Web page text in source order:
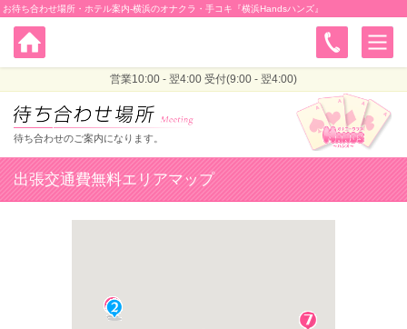
お待ち合わせ場所・ホテル案内-横浜のオナクラ・手コキ『横浜Handsハンズ』
営業10:00 - 翌4:00 受付(9:00 - 翌4:00)
待ち合わせのご案内になります。
出張交通費無料エリアマップ